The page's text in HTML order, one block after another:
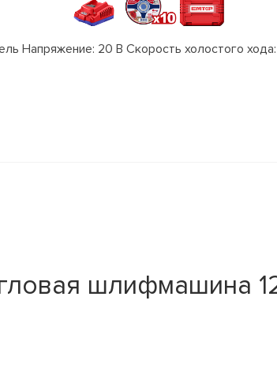
Напряжение: 20 В Скорость холостого
шлифмашина